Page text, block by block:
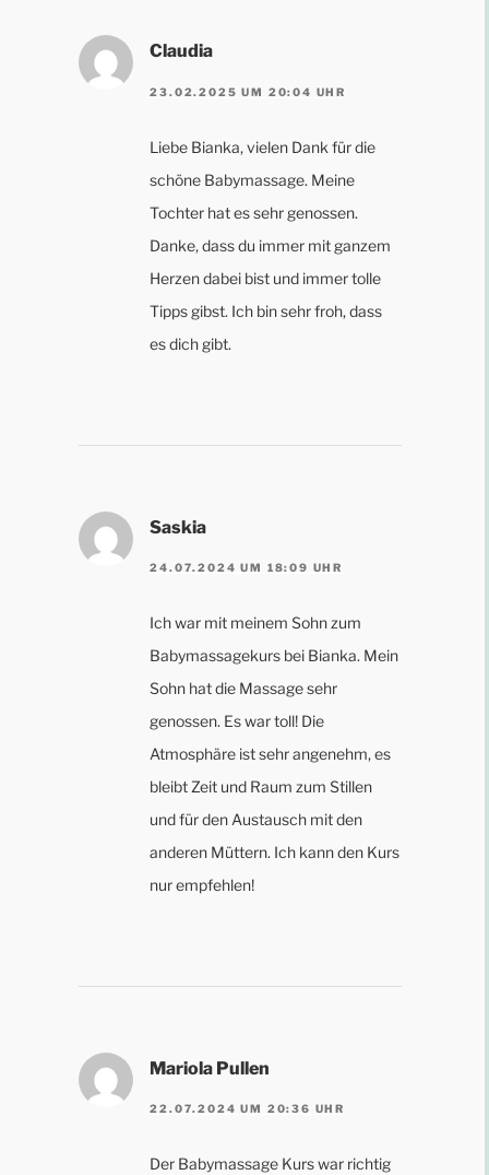
Claudia
23.02.2025 UM 20:04 UHR
Liebe Bianka, vielen Dank für die
schöne Babymassage. Meine
Tochter hat es sehr genossen.
Danke, dass du immer mit ganzem
Herzen dabei bist und immer tolle
Tipps gibst. Ich bin sehr froh, dass
es dich gibt.
Saskia
24.07.2024 UM 18:09 UHR
Ich war mit meinem Sohn zum
Babymassagekurs bei Bianka. Mein
Sohn hat die Massage sehr
genossen. Es war toll! Die
Atmosphäre ist sehr angenehm, es
bleibt Zeit und Raum zum Stillen
und für den Austausch mit den
anderen Müttern. Ich kann den Kurs
nur empfehlen!
Mariola Pullen
22.07.2024 UM 20:36 UHR
Der Babymassage Kurs war richtig